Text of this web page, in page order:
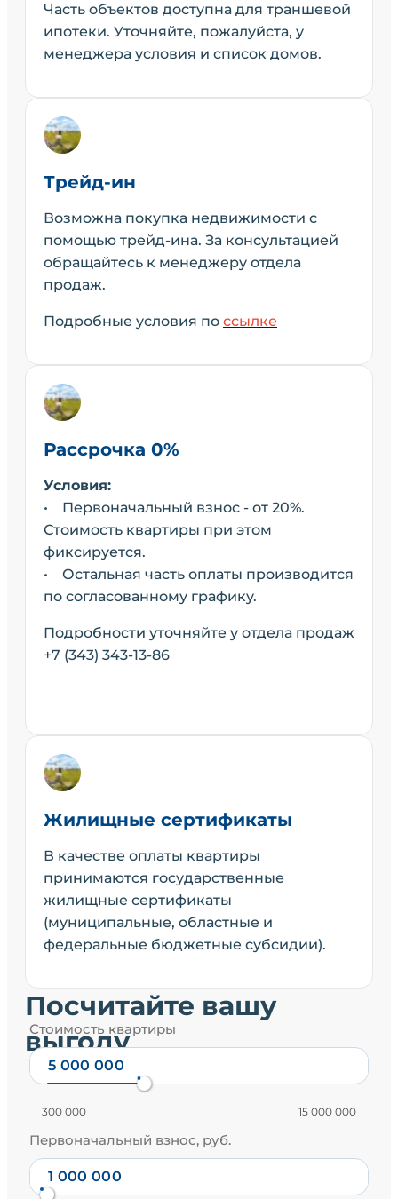
Часть объектов доступна для траншевой
ипотеки. Уточняйте, пожалуйста, у
менеджера условия и список домов.
Трейд-ин
Возможна покупка недвижимости с
помощью трейд-ина. За консультацией
обращайтесь к менеджеру отдела
продаж.
Подробные условия по ссылке
Рассрочка 0%
Условия:
• Первоначальный взнос - от 20%.
Стоимость квартиры при этом
фиксируется.
• Остальная часть оплаты производится
по согласованному графику.
Подробности уточняйте у отдела продаж
+7 (343) 343-13-86
Жилищные сертификаты
В качестве оплаты квартиры
принимаются государственные
жилищные сертификаты
(муниципальные, областные и
федеральные бюджетные субсидии).
Посчитайте вашу
выгоду
Стоимость квартиры
300 000 15 000 000
Первоначальный взнос, руб.